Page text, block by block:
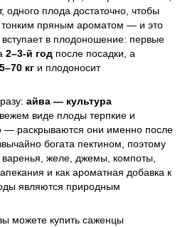
одного плода достаточно, чтобы
тонким пряным ароматом — и это
в плодоношение: первые
2–3-й год после посадки, а
кг и плодоносит
айва — культура
виде плоды терпкие и
— раскрываются они именно после
богата пектином, поэтому
варенья, желе, джемы, компоты,
и как ароматная добавка к
являются природным
можете купить саженцы